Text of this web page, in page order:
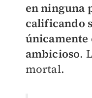
en ninguna
calificando
únicamente
ambicioso.
mortal.